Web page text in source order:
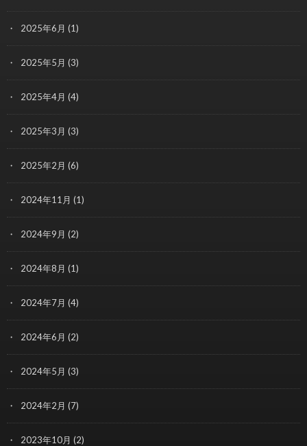
2025年6月 (1)
2025年5月 (3)
2025年4月 (4)
2025年3月 (3)
2025年2月 (6)
2024年11月 (1)
2024年9月 (2)
2024年8月 (1)
2024年7月 (4)
2024年6月 (2)
2024年5月 (3)
2024年2月 (7)
2023年10月 (2)